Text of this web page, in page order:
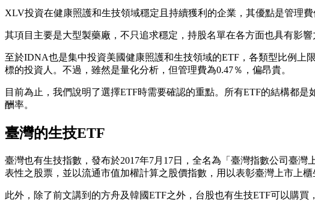
XLV投資在健康照護和生技領域穩定且持續獲利的企業，其優點是管理
其項目主要是大型製藥廠，不只追求穩定，持股名單在各方面也具有影響
至於IDNA也是集中投資美國健康照護和生技領域的ETF，各類型比例上
標的投資人。不過，雖然是量化分析，但管理費為0.47％，偏昂貴。
目前為止，我們說明了選擇ETF時需要確認的重點。所有ETF的結構都
酬率。
臺灣的生技ETF
臺灣也有生技指數，發布於2017年7月17日，全名為「臺灣指數公司臺
表性之股票，並以流通市值加權計算之股價指數，用以表彰臺灣上市上櫃
此外，除了前文講到的方舟及韓國ETF之外，台股也有生技ETF可以購買